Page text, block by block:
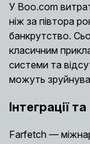
У Boo.com
ніж за півтора
банкрутство.
класичним
системи та
можуть
Інтеграції
Farfetch —